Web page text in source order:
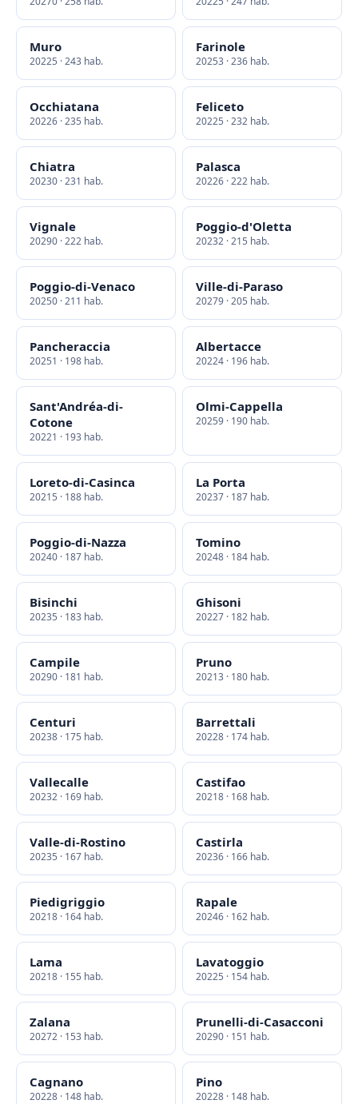
Muro
20225 · 243 hab.
Farinole
20253 · 236 hab.
Occhiatana
20226 · 235 hab.
Feliceto
20225 · 232 hab.
Chiatra
20230 · 231 hab.
Palasca
20226 · 222 hab.
Vignale
20290 · 222 hab.
Poggio-d'Oletta
20232 · 215 hab.
Poggio-di-Venaco
20250 · 211 hab.
Ville-di-Paraso
20279 · 205 hab.
Pancheraccia
20251 · 198 hab.
Albertacce
20224 · 196 hab.
Sant'Andréa-di-
Cotone
20221 · 193 hab.
Olmi-Cappella
20259 · 190 hab.
Loreto-di-Casinca
20215 · 188 hab.
La Porta
20237 · 187 hab.
Poggio-di-Nazza
20240 · 187 hab.
Tomino
20248 · 184 hab.
Bisinchi
20235 · 183 hab.
Ghisoni
20227 · 182 hab.
Campile
20290 · 181 hab.
Pruno
20213 · 180 hab.
Centuri
20238 · 175 hab.
Barrettali
20228 · 174 hab.
Vallecalle
20232 · 169 hab.
Castifao
20218 · 168 hab.
Valle-di-Rostino
20235 · 167 hab.
Castirla
20236 · 166 hab.
Piedigriggio
20218 · 164 hab.
Rapale
20246 · 162 hab.
Lama
20218 · 155 hab.
Lavatoggio
20225 · 154 hab.
Zalana
20272 · 153 hab.
Prunelli-di-Casacconi
20290 · 151 hab.
Cagnano
20228 · 148 hab.
Pino
20228 · 148 hab.